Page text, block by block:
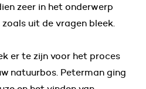
zeer in het onderwerp
uit de vragen bleek.
er te zijn voor het proces
natuurbos. Peterman ging